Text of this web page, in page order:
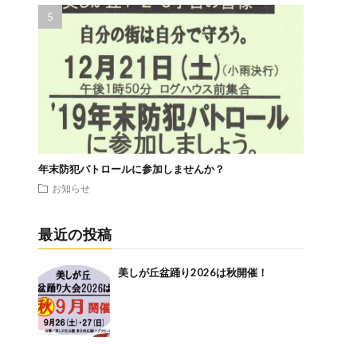
年末防犯パトロールに参加しませんか？
お知らせ
最近の投稿
美しが丘盆踊り2026は秋開催！